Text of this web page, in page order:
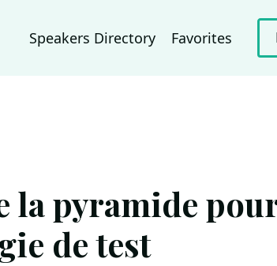
Speakers Directory Favorites
la pyramide
de test